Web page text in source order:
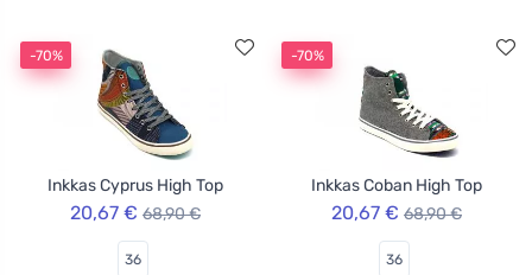
-70%
Inkkas Cyprus High Top
20,67 € 68,90 €
36
-70%
Inkkas Coban High Top
20,67 € 68,90 €
36